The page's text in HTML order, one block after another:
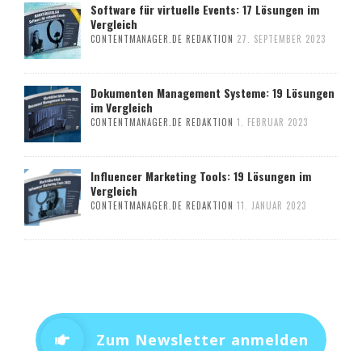
Software für virtuelle Events: 17 Lösungen im
Vergleich
CONTENTMANAGER.DE REDAKTION 27. SEPTEMBER 2023
Dokumenten Management Systeme: 19 Lösungen
im Vergleich
CONTENTMANAGER.DE REDAKTION 1. FEBRUAR 2023
Influencer Marketing Tools: 19 Lösungen im
Vergleich
CONTENTMANAGER.DE REDAKTION 11. JANUAR 2023
Zum Newsletter anmelden